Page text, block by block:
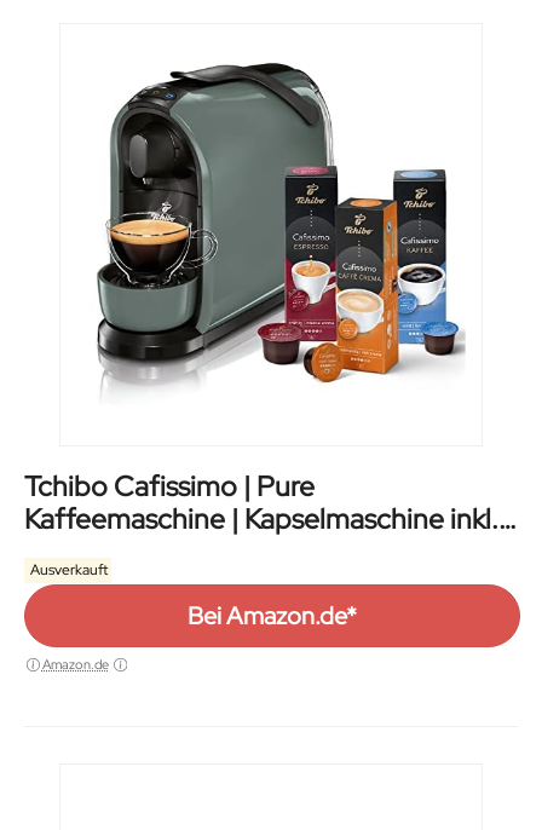
Tchibo Cafissimo | Pure
Kaffeemaschine | Kapselmaschine inkl.
30 Kapseln für Caffè
Ausverkauft
Bei Amazon.de*
Amazon.de